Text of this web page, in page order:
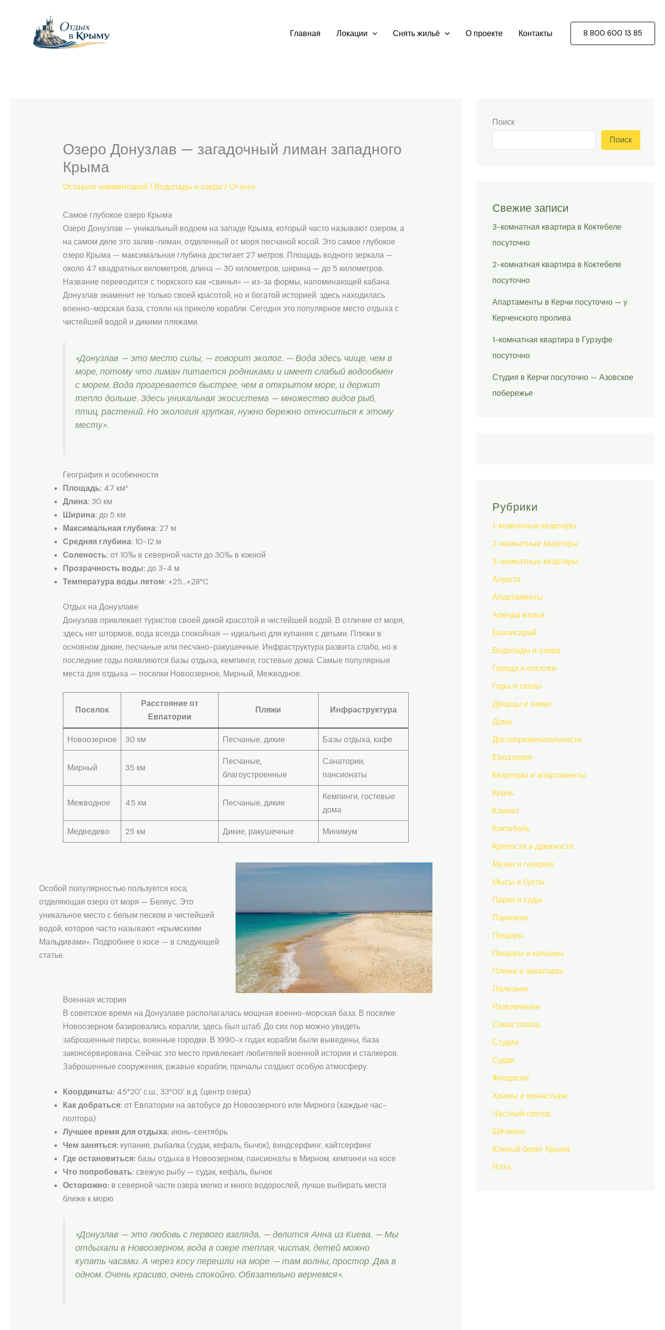
содержимому
Главная Локации Снять жильё О проекте Контакты 8 800 600 13 85
Озеро Донузлав — загадочный лиман западного
Крыма
Оставьте комментарий / Водопады и озера/ Отkrim
Самое глубокое озеро Крыма
Озеро Донузлав — уникальный водоем на западе Крыма, который часто называют озером, а
на самом деле это залив-лиман, отделенный от моря песчаной косой. Это самое глубокое
озеро Крыма — максимальная глубина достигает 27 метров. Площадь водного зеркала —
около 47 квадратных километров, длина — 30 километров, ширина — до 5 километров.
Название переводится с тюркского как «свинья» — из-за формы, напоминающей кабана.
Донузлав знаменит не только своей красотой, но и богатой историей: здесь находилась
военно-морская база, стояли на приколе корабли. Сегодня это популярное место отдыха с
чистейшей водой и дикими пляжами.
«Донузлав — это место силы, — говорит эколог. — Вода здесь чище, чем в
море, потому что лиман питается родниками и имеет слабый водообмен
с морем. Вода прогревается быстрее, чем в открытом море, и держит
тепло дольше. Здесь уникальная экосистема — множество видов рыб,
птиц, растений. Но экология хрупкая, нужно бережно относиться к этому
месту».
География и особенности
Площадь: 47 км²
Длина: 30 км
Ширина: до 5 км
Максимальная глубина: 27 м
Средняя глубина: 10-12 м
Соленость: от 10‰ в северной части до 30‰ в южной
Прозрачность воды: до 3-4 м
Температура воды летом: +25…+28°C
Отдых на Донузлаве
Донузлав привлекает туристов своей дикой красотой и чистейшей водой. В отличие от моря,
здесь нет штормов, вода всегда спокойная — идеально для купания с детьми. Пляжи в
основном дикие, песчаные или песчано-ракушечные. Инфраструктура развита слабо, но в
последние годы появляются базы отдыха, кемпинги, гостевые дома. Самые популярные
места для отдыха — поселки Новоозерное, Мирный, Межводное.
Поселок
Расстояние от
Евпатории
Пляжи Инфраструктура
Новоозерное 30 км Песчаные, дикие Базы отдыха, кафе
Мирный 35 км
Песчаные,
благоустроенные
Санатории,
пансионаты
Межводное 45 км Песчаные, дикие
Кемпинги, гостевые
дома
Медведево 25 км Дикие, ракушечные Минимум
Особой популярностью пользуется коса,
отделяющая озеро от моря — Беляус. Это
уникальное место с белым песком и чистейшей
водой, которое часто называют «крымскими
Мальдивами». Подробнее о косе — в следующей
статье.
Военная история
В советское время на Донузлаве располагалась мощная военно-морская база. В поселке
Новоозерном базировались коралли, здесь был штаб. До сих пор можно увидеть
заброшенные пирсы, военные городки. В 1990-х годах корабли были выведены, база
законсервирована. Сейчас это место привлекает любителей военной истории и сталкеров.
Заброшенные сооружения, ржавые корабли, причалы создают особую атмосферу.
Координаты: 45°20′ с.ш., 33°00′ в.д. (центр озера)
Как добраться: от Евпатории на автобусе до Новоозерного или Мирного (каждые час-
полтора)
Лучшее время для отдыха: июнь-сентябрь
Чем заняться: купание, рыбалка (судак, кефаль, бычок), виндсерфинг, кайтсерфинг
Где остановиться: базы отдыха в Новоозерном, пансионаты в Мирном, кемпинги на косе
Что попробовать: свежую рыбу — судак, кефаль, бычок
Осторожно: в северной части озера мелко и много водорослей, лучше выбирать места
ближе к морю
«Донузлав — это любовь с первого взгляда, — делится Анна из Киева. — Мы
отдыхали в Новоозерном, вода в озере теплая, чистая, детей можно
купать часами. А через косу перешли на море — там волны, простор. Два в
одном. Очень красиво, очень спокойно. Обязательно вернемся».
Поиск
Поиск
Свежие записи
3-комнатная квартира в Коктебеле
посуточно
2-комнатная квартира в Коктебеле
посуточно
Апартаменты в Керчи посуточно — у
Керченского пролива
1-комнатная квартира в Гурзуфе
посуточно
Студия в Керчи посуточно — Азовское
побережье
Рубрики
1-комнатные квартиры
2-комнатные квартиры
3-комнатные квартиры
Алушта
Апартаменты
Аренда жилья
Бахчисарай
Водопады и озера
Города и поселки
Горы и скалы
Дворцы и замки
Дома
Достопримечательности
Евпатория
Квартиры и апартаменты
Керчь
Климат
Коктебель
Крепости и древности
Музеи и галереи
Мысы и бухты
Парки и сады
Парковое
Пещеры
Пещеры и каньоны
Пляжи и аквапарки
Полезное
Развлечения
Севастополь
Студии
Судак
Феодосия
Храмы и монастыри
Частный сектор
Щёлкино
Южный берег Крыма
Ялта